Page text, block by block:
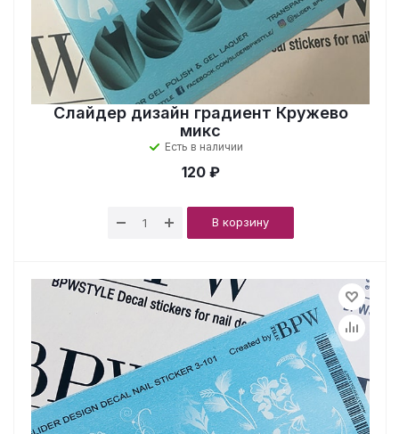
Слайдер дизайн градиент Кружево
микс
Есть в наличии
120 ₽
В корзину